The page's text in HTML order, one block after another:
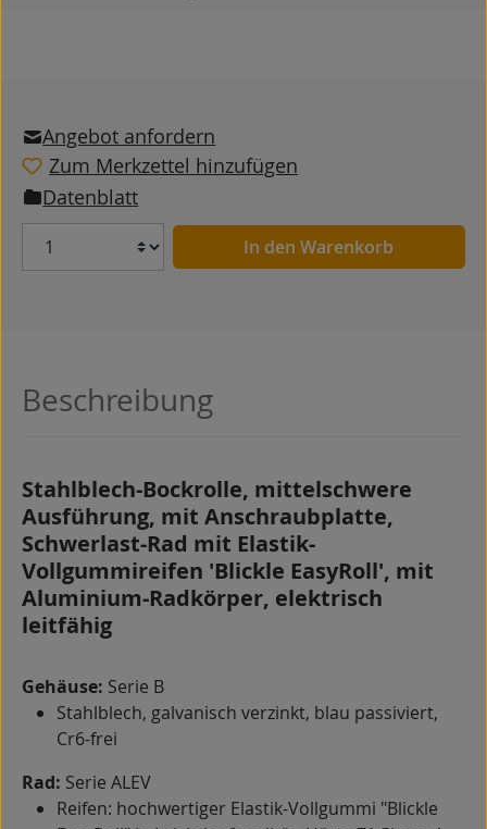
Angebot anfordern
Zum Merkzettel hinzufügen
Datenblatt
Anzahl In den Warenkorb
Beschreibung
Stahlblech-Bockrolle, mittelschwere
Ausführung, mit Anschraubplatte,
Schwerlast-Rad mit Elastik-
Vollgummireifen 'Blickle EasyRoll', mit
Aluminium-Radkörper, elektrisch
leitfähig
Gehäuse: Serie B
Stahlblech, galvanisch verzinkt, blau passiviert,
Cr6-frei
Rad: Serie ALEV
Reifen: hochwertiger Elastik-Vollgummi "Blickle